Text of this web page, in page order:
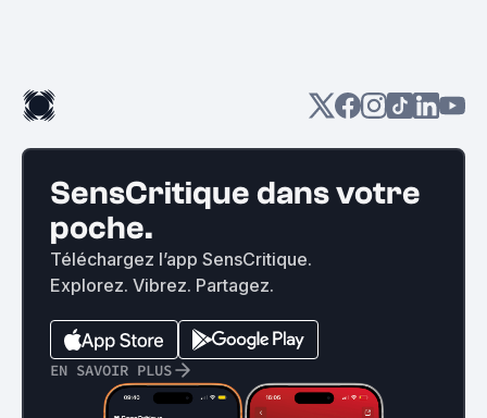
SensCritique dans votre
poche.
Téléchargez l’app SensCritique.
Explorez. Vibrez. Partagez.
EN SAVOIR PLUS